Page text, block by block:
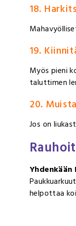
18.
19.
Myös pieni
taluttimen
20.
Jos on
helpottaa